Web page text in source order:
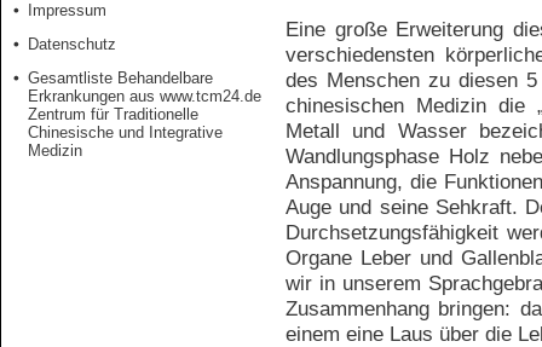
Impressum
Datenschutz
Gesamtliste Behandelbare
Erkrankungen aus www.tcm24.de
Zentrum für Traditionelle
Chinesische und Integrative
Medizin
Eine große Erweiterung
verschiedensten
des Menschen zu diesen
chinesischen Medizin die
Metall und Wasser
Wandlungsphase Holz
Anspannung, die
Auge und seine Sehkraft.
Durchsetzungsfähigkeit
Organe Leber und
wir in unserem
Zusammenhang bringen:
einem eine Laus über die